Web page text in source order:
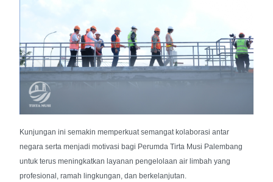
Kunjungan ini semakin memperkuat semangat kolaborasi antar
negara serta menjadi motivasi bagi Perumda Tirta Musi Palembang
untuk terus meningkatkan layanan pengelolaan air limbah yang
profesional, ramah lingkungan, dan berkelanjutan.